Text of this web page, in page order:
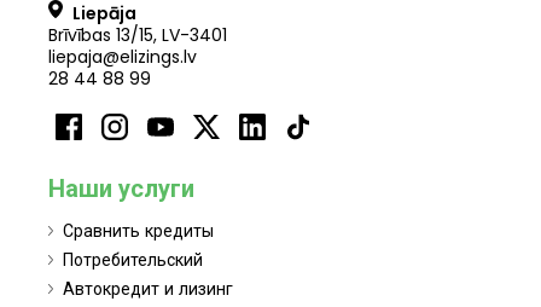
Liepāja
Brīvības 13/15, LV-3401
liepaja@elizings.lv
28 44 88 99
Наши услуги
Сравнить кредиты
Потребительский
Автокредит и лизинг